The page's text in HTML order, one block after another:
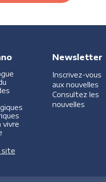
vivre
site
Newsletter
Inscrivez-vous
aux nouvelles
Consultez les
nouvelles